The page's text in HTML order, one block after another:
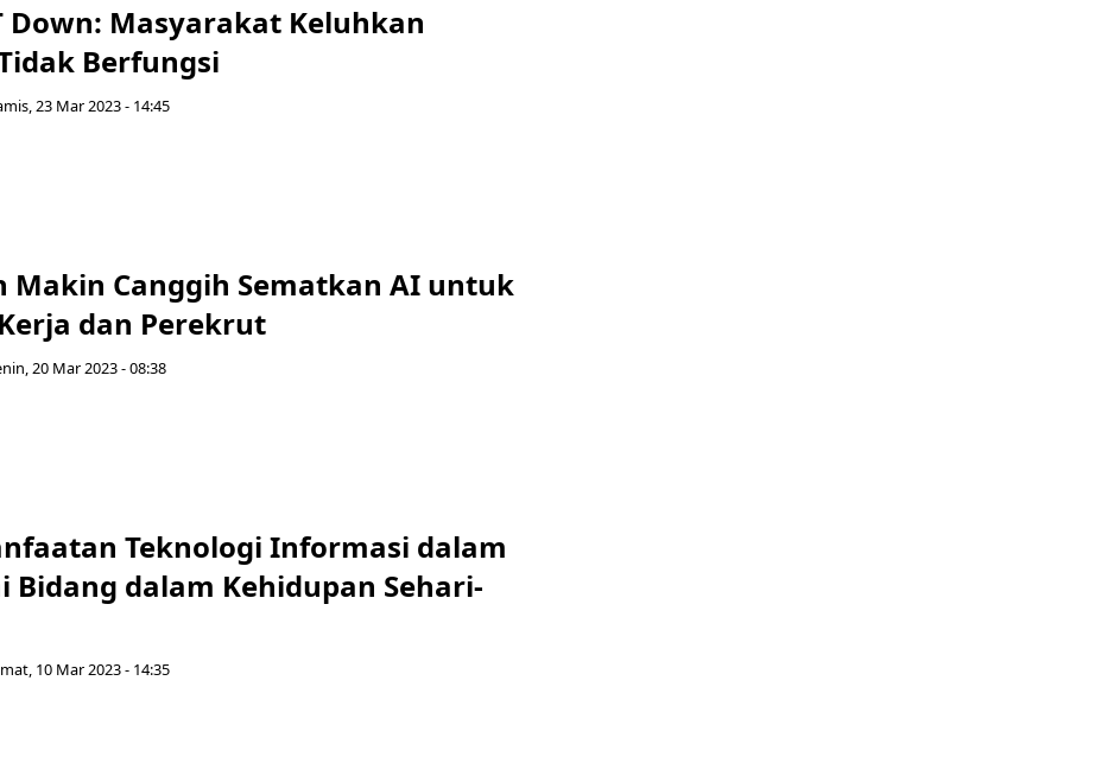
Down: Masyarakat Keluhkan
Berfungsi
23 Mar 2023 - 14:45
Makin Canggih Sematkan AI untuk
dan Perekrut
20 Mar 2023 - 08:38
Teknologi Informasi dalam
Bidang dalam Kehidupan Sehari-
10 Mar 2023 - 14:35